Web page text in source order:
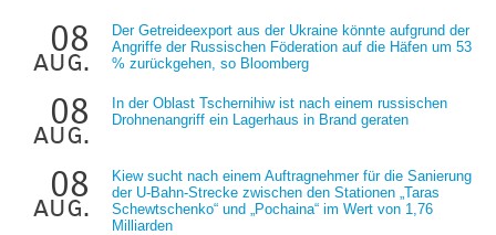
08
aug.
Der Getreideexport aus der Ukraine könnte aufgrund der
Angriffe der Russischen Föderation auf die Häfen um 53
% zurückgehen, so Bloomberg
08
aug.
In der Oblast Tschernihiw ist nach einem russischen
Drohnenangriff ein Lagerhaus in Brand geraten
08
aug.
Kiew sucht nach einem Auftragnehmer für die Sanierung
der U-Bahn-Strecke zwischen den Stationen „Taras
Schewtschenko“ und „Pochaina“ im Wert von 1,76
Milliarden